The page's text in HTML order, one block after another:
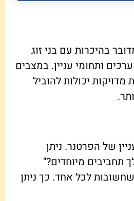
בהיכרות עם בני זוג
ותחומי עניין. במצבים
יכולות להוביל
של הפרטנר. ניתן
מיוחדים?"
לכל אחד. כך ניתן